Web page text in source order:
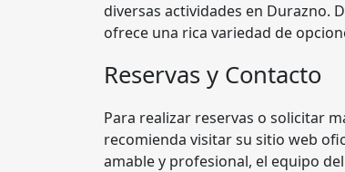
diversas actividades en Durazno.
ofrece una rica variedad de
Reservas y Contacto
Para realizar reservas o solicitar
recomienda visitar su sitio web
amable y profesional, el equipo